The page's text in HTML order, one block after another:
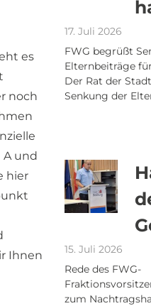
es
noch
A und
hier
Ihnen
17. Juli 2026
FWG begrüßt
Elternbeiträge
Der Rat der
Senkung der
15. Juli 2026
Rede des FWG-
zum